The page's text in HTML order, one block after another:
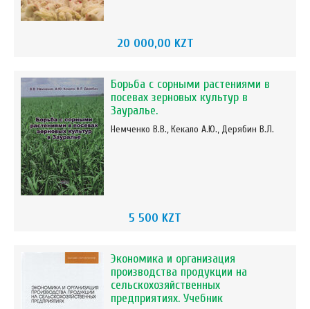
20 000,00 KZT
Борьба с сорными растениями в
посевах зерновых культур в
Зауралье.
Немченко В.В., Кекало А.Ю., Дерябин В.Л.
5 500 KZT
Экономика и организация
производства продукции на
сельскохозяйственных
предприятиях. Учебник